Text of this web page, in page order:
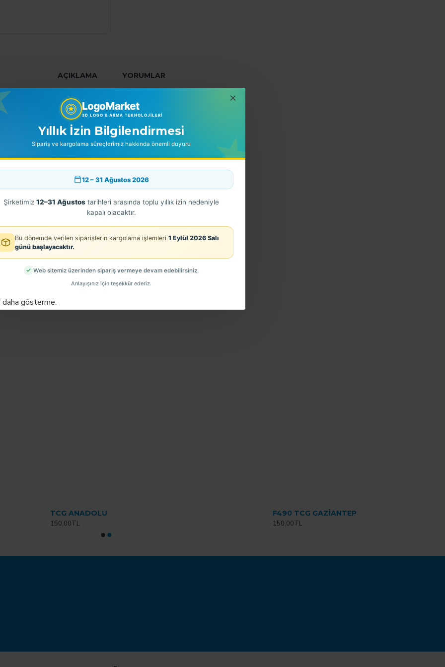
LogoMarket
3D LOGO & ARMA TEKNOLOJILERI
Yıllık İzin Bilgilendirmesi
Sipariş ve kargolama süreçlerimiz hakkında önemli duyuru
12 – 31 Ağustos 2026
Şirketimiz 12–31 Ağustos tarihleri arasında toplu yıllık izin nedeniyle
kapalı olacaktır.
Bu dönemde verilen siparişlerin kargolama işlemleri 1 Eylül 2026 Salı
günü başlayacaktır.
Web sitemiz üzerinden sipariş vermeye devam edebilirsiniz.
Anlayışınız için teşekkür ederiz.
daha gösterme.
AÇIKLAMA YORUMLAR
EN ÇOK SATINLANLAR
TCG ANADOLU
F490 TCG GAZİANTEP